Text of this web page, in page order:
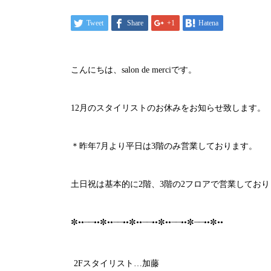
Tweet Share +1 Hatena
こんにちは、 salon de merciです。
12月のスタイリストのお休みをお知らせ致します。
＊昨年7月より平日は3階のみ営業しております。
土日祝は基本的に2階、3階の2フロアで営業してお
✼••┈┈••✼••┈┈••✼••┈┈••✼••┈┈••✼┈┈••✼••
2Fスタイリスト …加藤